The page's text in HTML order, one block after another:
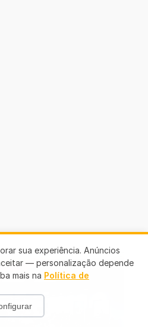
sua experiência. Anúncios
— personalização depende
mais na Política de